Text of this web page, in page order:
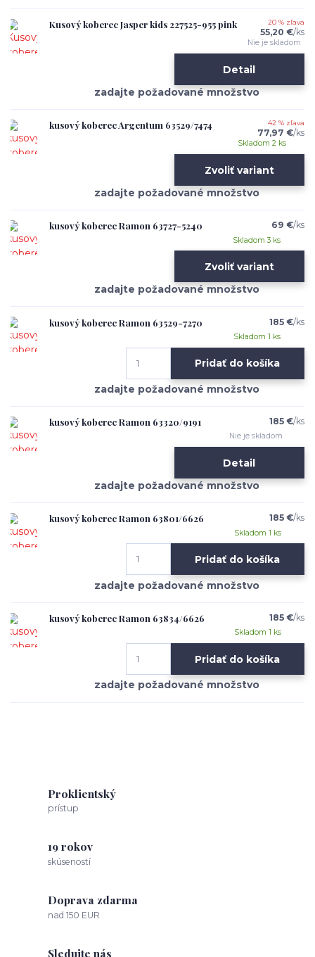
Kusový koberec Jasper kids 227525-955 pink 20 % zľava
55,20 €/ks
Nie je skladom
Detail
kusový koberec Argentum 63529/7474 42 % zľava
77,97 €/ks
Skladom 2 ks
Zvoliť variant
kusový koberec Ramon 63727-5240 69 €/ks
Skladom 3 ks
Zvoliť variant
kusový koberec Ramon 63529-7270 185 €/ks
Skladom 1 ks
Pridať do košíka
kusový koberec Ramon 63320/9191 185 €/ks
Nie je skladom
Detail
kusový koberec Ramon 63801/6626 185 €/ks
Skladom 1 ks
Pridať do košíka
kusový koberec Ramon 63834/6626 185 €/ks
Skladom 1 ks
Pridať do košíka
Proklientský
prístup
19 rokov
skúseností
Doprava zdarma
nad 150 EUR
Sledujte nás